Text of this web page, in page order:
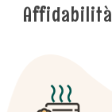
Affidabilità